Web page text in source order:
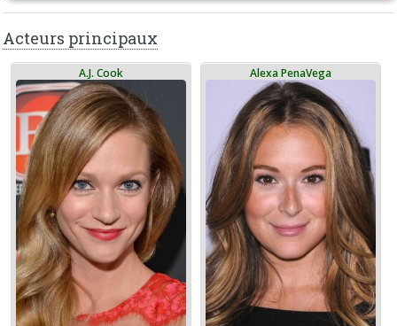
Acteurs principaux
A.J. Cook Alexa PenaVega